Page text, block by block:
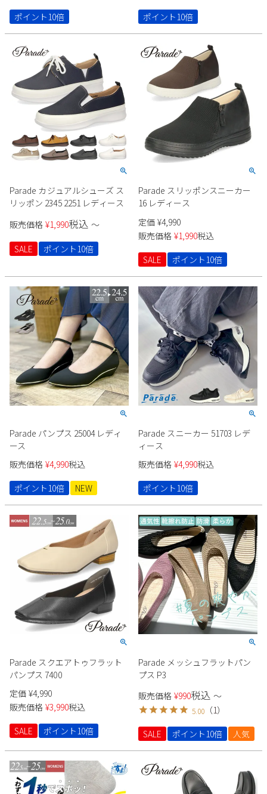
ポイント10倍 ポイント10倍
Parade カジュアルシューズ ス
リッポン 2345 2251 レディース
販売価格 ¥1,990税込 〜
SALE ポイント10倍
Parade スリッポンスニーカー
16 レディース
定価 ¥4,990
販売価格 ¥1,990税込
SALE
ポイント10倍
Parade パンプス 25004 レディ
ース
販売価格 ¥4,990税込
ポイント10倍
NEW
Parade スニーカー 51703 レデ
ィース
販売価格 ¥4,990税込
ポイント10倍
Parade スクエアトゥフラット
パンプス 7400
定価 ¥4,990
販売価格 ¥3,990税込
SALE
ポイント10倍
Parade メッシュフラットパン
プス P3
販売価格 ¥990税込 〜
5.00 （1）
SALE
ポイント10倍 人気